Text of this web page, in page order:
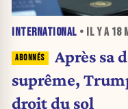
INTERNATIONAL • IL Y A 18
Après sa
suprême,
droit du sol